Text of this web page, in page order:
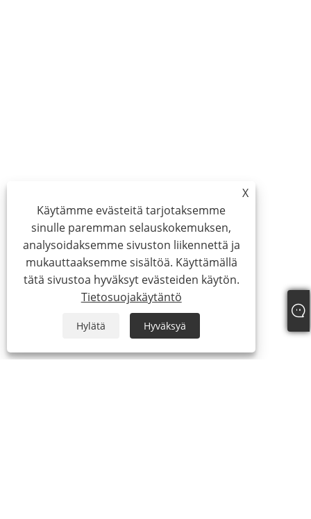
X
Käytämme evästeitä tarjotaksemme
sinulle paremman selauskokemuksen,
analysoidaksemme sivuston liikennettä ja
mukauttaaksemme sisältöä. Käyttämällä
tätä sivustoa hyväksyt evästeiden käytön.
Tietosuojakäytäntö
Hylätä Hyväksyä